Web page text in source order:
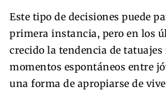
Este tipo de decisiones puede
primera instancia, pero en los
crecido la tendencia de tatuajes
momentos espontáneos entre
una forma de apropiarse de